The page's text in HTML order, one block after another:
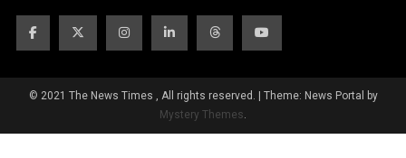
© 2021 The News Times , All rights reserved.
Theme: News Portal by
Mystery Themes.